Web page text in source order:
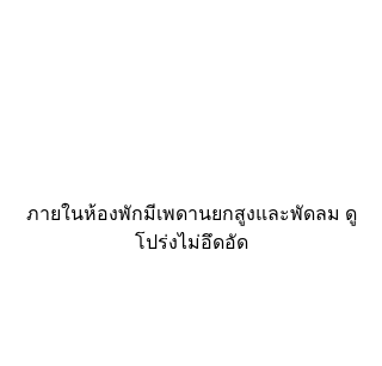
ภายในห้องพักมีเพดานยกสูงและพัดลม ดู
โปร่งไม่อึดอัด